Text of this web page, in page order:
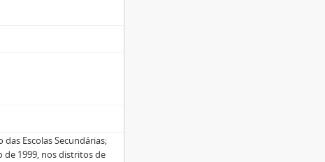
Escolas Secundárias;
de 1999, nos distritos de